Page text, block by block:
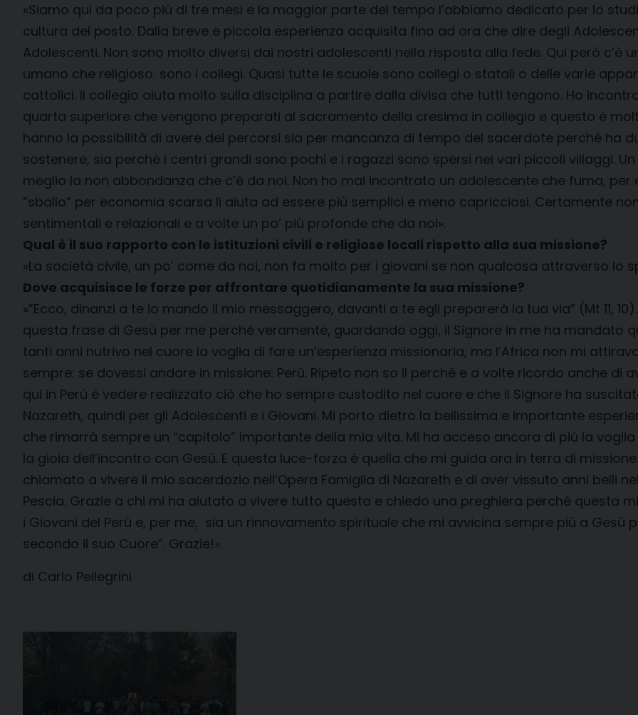
«Siamo qui da poco più di tre mesi e la maggior parte del tempo l’abbiamo dedicato per lo
cultura del posto. Dalla breve e piccola esperienza acquisita fino ad ora che dire degli
Adolescenti. Non sono molto diversi dai nostri adolescenti nella risposta alla fede. Qui però c’è
umano che religioso: sono i collegi. Quasi tutte le scuole sono collegi o statali o delle varie
cattolici. Il collegio aiuta molto sulla disciplina a partire dalla divisa che tutti tengono. Ho
quarta superiore che vengono preparati al sacramento della cresima in collegio e questo è
hanno la possibilità di avere dei percorsi sia per mancanza di tempo del sacerdote perché ha
sostenere, sia perché i centri grandi sono pochi e i ragazzi sono spersi nei vari piccoli villaggi.
meglio la non abbondanza che c’è da noi. Non ho mai incontrato un adolescente che fuma,
“sballo” per economia scarsa li aiuta ad essere più semplici e meno capricciosi. Certamente
sentimentali e relazionali e a volte un po’ più profonde che da noi».
Qual è il suo rapporto con le istituzioni civili e religiose locali rispetto alla sua missione?
«La società civile, un po’ come da noi, non fa molto per i giovani se non qualcosa attraverso lo
Dove acquisisce le forze per affrontare quotidianamente la sua missione?
«”Ecco, dinanzi a te io mando il mio messaggero, davanti a te egli preparerà la tua via” (Mt 11,
questa frase di Gesù per me perché veramente, guardando oggi, il Signore in me ha mandato
tanti anni nutrivo nel cuore la voglia di fare un’esperienza missionaria, ma l’Africa non mi
sempre: se dovessi andare in missione: Perù. Ripeto non so il perché e a volte ricordo anche di
qui in Perù è vedere realizzato ciò che ho sempre custodito nel cuore e che il Signore ha
Nazareth, quindi per gli Adolescenti e i Giovani. Mi porto dietro la bellissima e importante
che rimarrà sempre un “capitolo” importante della mia vita. Mi ha acceso ancora di più la
la gioia dell’incontro con Gesù. E questa luce-forza è quella che mi guida ora in terra di
chiamato a vivere il mio sacerdozio nell’Opera Famiglia di Nazareth e di aver vissuto anni belli
Pescia. Grazie a chi mi ha aiutato a vivere tutto questo e chiedo una preghiera perché questa
i Giovani del Perù e, per me, sia un rinnovamento spirituale che mi avvicina sempre più a Gesù
secondo il suo Cuore”. Grazie!».
di Carlo Pellegrini